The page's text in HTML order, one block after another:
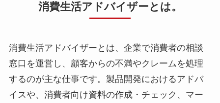
消費生活アドバイザーとは。
消費生活アドバイザーとは、企業で消費者の相談
窓口を運営し、顧客からの不満やクレームを処理
するのが主な仕事です。製品開発におけるアドバ
イスや、消費者向け資料の作成・チェック、マー